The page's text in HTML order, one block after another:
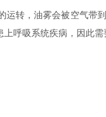
，油雾会被空气带
呼吸系统疾病，因此需